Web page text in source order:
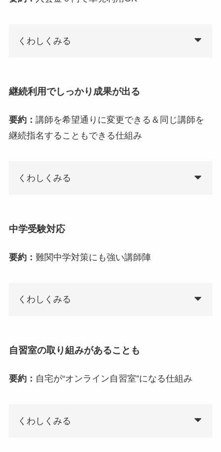
くわしくみる
継続利用でしっかり成果が出る
要約： 講師を希望通りに変更できる＆同じ講師を
継続指名することもできる仕組み
くわしくみる
中学受験対応
要約： 難関中学対策にも強い講師陣
くわしくみる
自習室の取り組みがあることも
要約： 自宅が“オンライン自習室”になる仕組み
くわしくみる